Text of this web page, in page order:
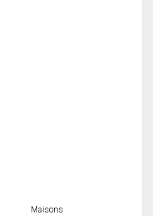
Maisons